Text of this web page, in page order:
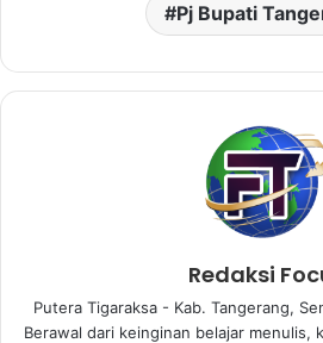
Pj Bupati
Redaksi
Putera Tigaraksa - Kab. Tangerang,
Berawal dari keinginan belajar menulis,